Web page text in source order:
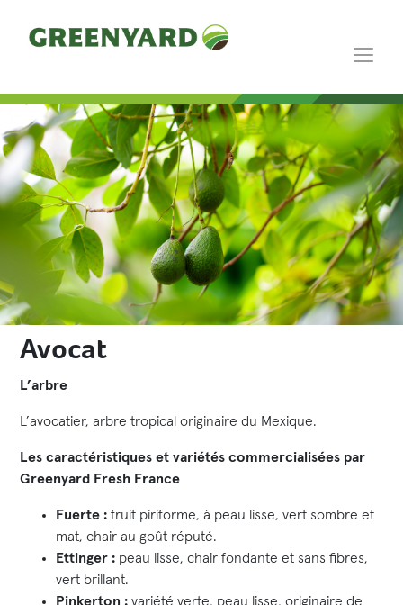
Avocat
L’arbre
L’avocatier, arbre tropical originaire du Mexique.
Les caractéristiques et variétés commercialisées par
Greenyard Fresh France
Fuerte : fruit piriforme, à peau lisse, vert sombre et
mat, chair au goût réputé.
Ettinger : peau lisse, chair fondante et sans fibres,
vert brillant.
Pinkerton : variété verte, peau lisse, originaire de